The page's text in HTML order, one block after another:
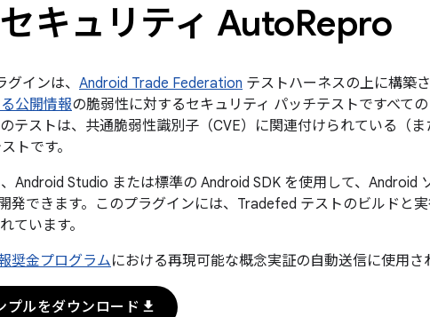
キュリティ AutoRepro
インは、 Android Trade Federation テストハーネスの上に構築さ
公開情報の脆弱性に対するセキュリティ パッチテストですべて
テストは、共通脆弱性識別子（CVE）に関連付けられている（
トです。
Android Studio または標準の Android SDK を使用して、Android
発できます。このプラグインには、Tradefed テストのビルドと
ています。
奨金プログラムにおける再現可能な概念実証の自動送信に使用さ
ルをダウンロードdownload